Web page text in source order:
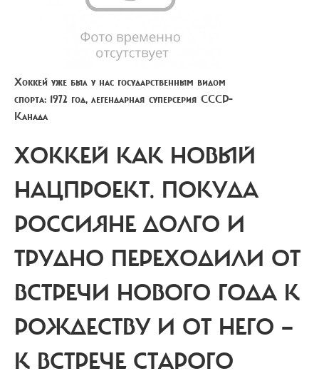
Хоккей уже был у нас государственным видом
спорта: 1972 год, легендарная суперсерия СССР-
Канада
ХОККЕЙ КАК НОВЫЙ
НАЦПРОЕКТ. ПОКУДА
РОССИЯНЕ ДОЛГО И
ТРУДНО ПЕРЕХОДИЛИ ОТ
ВСТРЕЧИ НОВОГО ГОДА К
РОЖДЕСТВУ И ОТ НЕГО —
К ВСТРЕЧЕ СТАРОГО